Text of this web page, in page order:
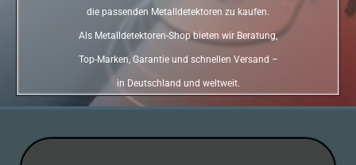
die passenden Metalldetektoren zu kaufen.
Als Metalldetektoren-Shop bieten wir Beratung,
Top-Marken, Garantie und schnellen Versand –
in Deutschland und weltweit.